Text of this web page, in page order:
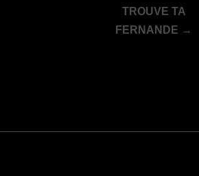
TROUVE TA
FERNANDE →